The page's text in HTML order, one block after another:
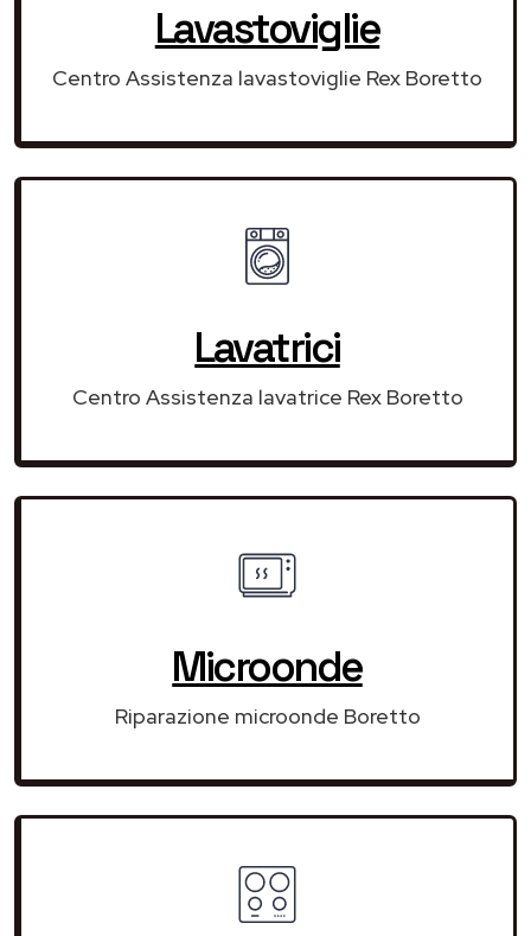
Lavastoviglie
Centro Assistenza lavastoviglie Rex Boretto
Lavatrici
Centro Assistenza lavatrice Rex Boretto
Microonde
Riparazione microonde Boretto